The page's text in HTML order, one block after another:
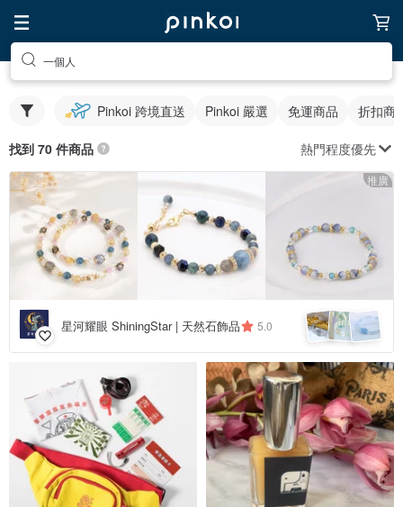
一個人
Pinkoi 跨境直送 Pinkoi 嚴選 免運商品 折扣商
找到 70 件商品 熱門程度優先
推廣
星河耀眼 ShiningStar | 天然石飾品 5.0